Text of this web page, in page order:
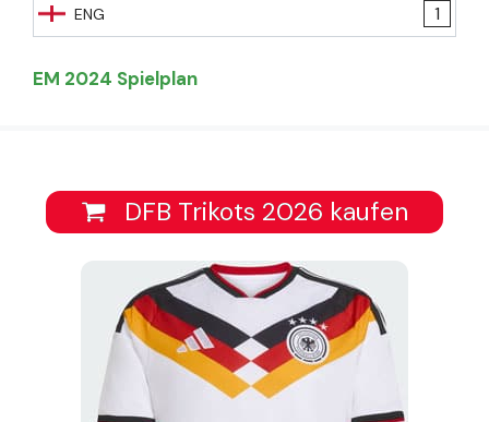
ENG
1
EM 2024 Spielplan
DFB Trikots 2026 kaufen